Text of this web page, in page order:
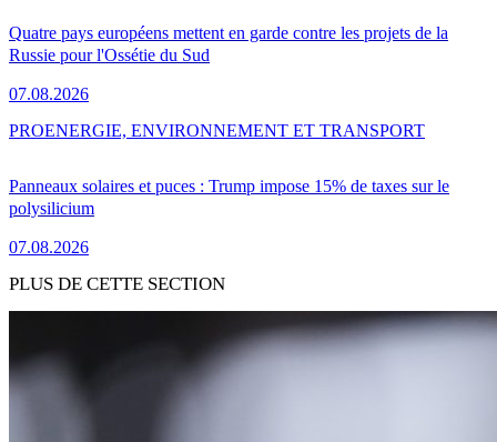
Quatre pays européens mettent en garde contre les projets de la
Russie pour l'Ossétie du Sud
07.08.2026
Panneaux solaires et puces : Trump impose 15% de taxes sur le
polysilicium
07.08.2026
PROENERGIE, ENVIRONNEMENT ET TRANSPORT
PLUS DE CETTE SECTION